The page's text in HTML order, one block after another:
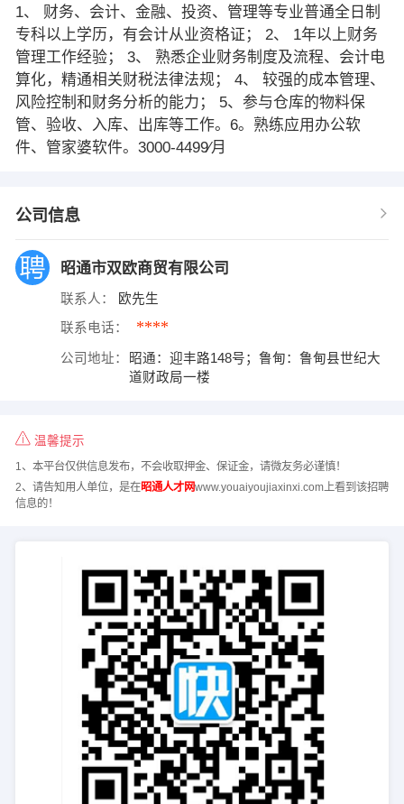
1、 财务、会计、金融、投资、管理等专业普通全日制
专科以上学历，有会计从业资格证； 2、 1年以上财务
管理工作经验； 3、 熟悉企业财务制度及流程、会计电
算化，精通相关财税法律法规； 4、 较强的成本管理、
风险控制和财务分析的能力； 5、参与仓库的物料保
管、验收、入库、出库等工作。6。熟练应用办公软
件、管家婆软件。3000-4499∕月
公司信息
昭通市双欧商贸有限公司
联系人： 欧先生
联系电话： ****
公司地址：
昭通：迎丰路148号；鲁甸：鲁甸县世纪大
道财政局一楼
温馨提示
1、本平台仅供信息发布，不会收取押金、保证金，请微友务必谨慎！
2、请告知用人单位，是在昭通人才网www.youaiyoujiaxinxi.com上看到该招聘
信息的！